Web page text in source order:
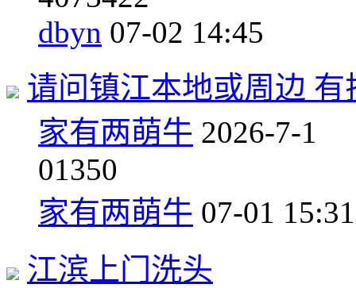
dbyn 07-02 14:45
请问镇江本地或周边
家有两萌牛 2026-7-1
01350
家有两萌牛 07-01 15:31
江滨上门洗头